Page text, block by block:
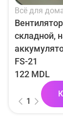
Всё для
складной,
FS-21
122 MDL
1